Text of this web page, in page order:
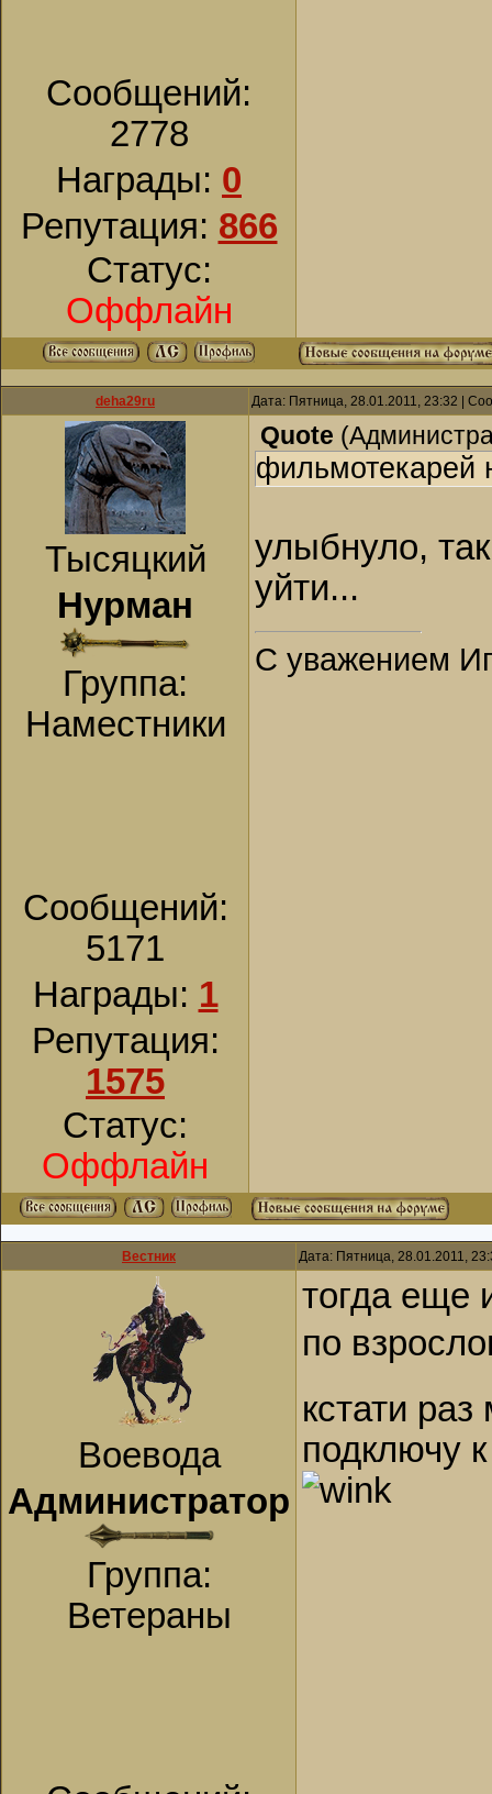
Сообщений:
2778
Награды: 0
Репутация: 866
Статус:
Оффлайн
deha29ru Дата: Пятница, 28.01.2011, 23:32 |
Тысяцкий
Нурман
Группа:
Наместники
Сообщений:
5171
Награды: 1
Репутация:
1575
Статус:
Оффлайн
Quote (
фильмотекарей
улыбнуло,
уйти...
С уважением
Вестник Дата: Пятница, 28.01.2011,
Воевода
Администратор
Группа:
Ветераны
тогда еще
по
кстати
подключу